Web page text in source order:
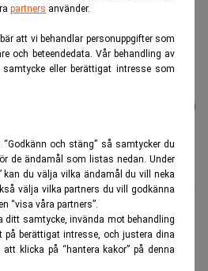
partners använder.
att vi behandlar personuppgifter som
och beteendedata. Vår behandling av
eller berättigat intresse som
och stäng” så samtycker du
de ändamål som listas nedan. Under
kan du välja vilka ändamål du vill neka
välja vilka partners du vill godkänna
“visa våra partners”.
ditt samtycke, invända mot behandling
på berättigat intresse, och justera dina
klicka på “hantera kakor” på denna
helhet?
erbjuds miljonlön på
nyhetsbrev
Journalist med över tio års
på bland annat Aftonbladet, Omni